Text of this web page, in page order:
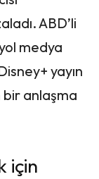
ABD’li
medya
yayın
anlaşma
için